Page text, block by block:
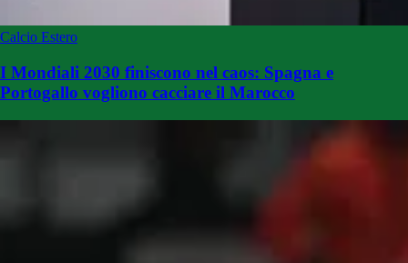
Calcio Estero
I Mondiali 2030 finiscono nel caos: Spagna e
Portogallo vogliono cacciare il Marocco